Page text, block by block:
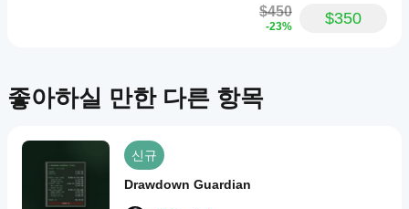
크게
향상
수
기본
매개
를
사용
하여
cBot
cBot
모든
계정
에서
동일
$450
-23% $350
좋아하실 만한 다른 항목
신규
Drawdown Guardian